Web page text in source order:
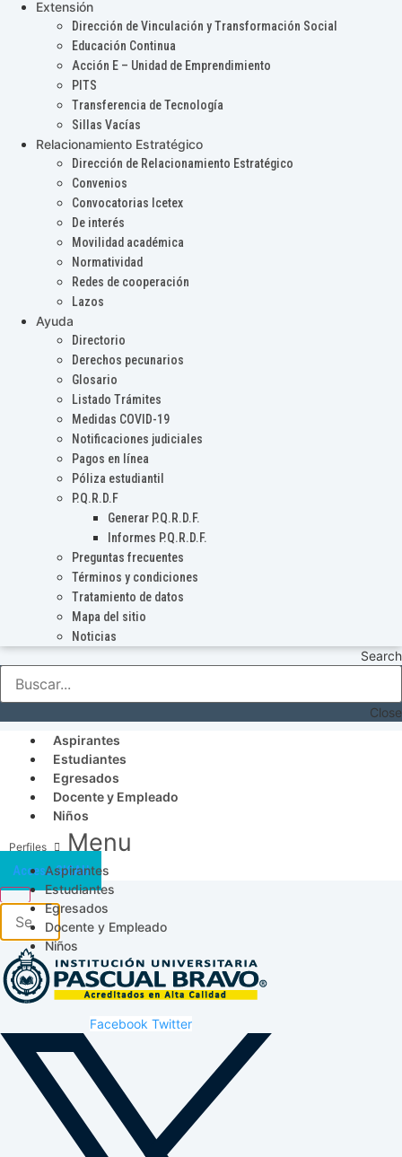
Extensión
Dirección de Vinculación y Transformación Social
Educación Continua
Acción E – Unidad de Emprendimiento
PITS
Transferencia de Tecnología
Sillas Vacías
Relacionamiento Estratégico
Dirección de Relacionamiento Estratégico
Convenios
Convocatorias Icetex
De interés
Movilidad académica
Normatividad
Redes de cooperación
Lazos
Ayuda
Directorio
Derechos pecunarios
Glosario
Listado Trámites
Medidas COVID-19
Notificaciones judiciales
Pagos en línea
Póliza estudiantil
P.Q.R.D.F
Generar P.Q.R.D.F.
Informes P.Q.R.D.F.
Preguntas frecuentes
Términos y condiciones
Tratamiento de datos
Mapa del sitio
Noticias
Search
Close
Aspirantes
Estudiantes
Egresados
Docente y Empleado
Niños
Menu
Aspirantes
Estudiantes
Egresados
Docente y Empleado
Niños
Acceso SICAU
Facebook Twitter